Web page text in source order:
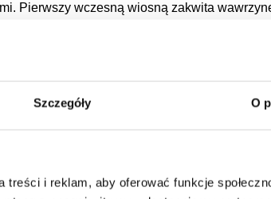
Szczegóły O
i reklam, aby oferować funkcje
Pierwszy wczesną wiosną zakwita
gajowe (Anemone nemorosa
), miłki
stokrotki pospolite (
), narcyzy ( Narcissus), szafirki (Muscari) i